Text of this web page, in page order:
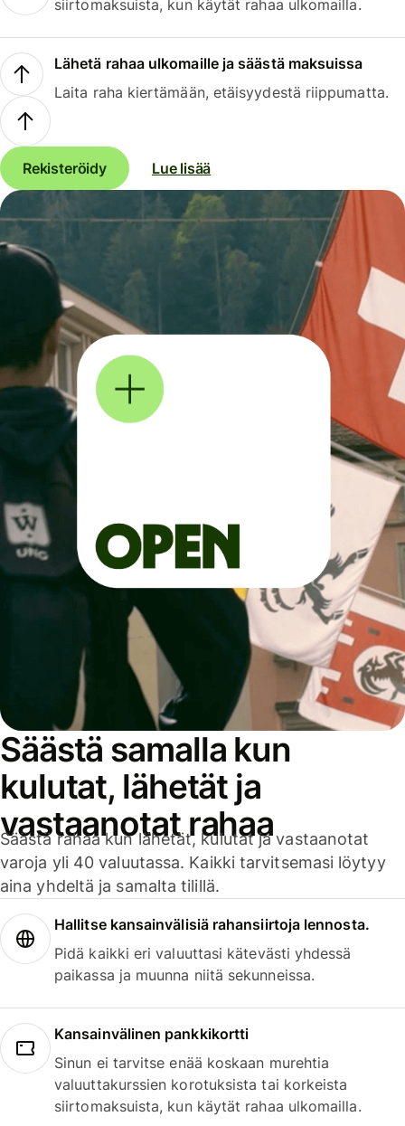
siirtomaksuista, kun käytät rahaa ulkomailla.
Lähetä rahaa ulkomaille ja säästä maksuissa
Laita raha kiertämään, etäisyydestä riippumatta.
Rekisteröidy Lue lisää
Säästä samalla kun
kulutat, lähetät ja
vastaanotat rahaa
Säästä rahaa kun lähetät, kulutat ja vastaanotat
varoja yli 40 valuutassa. Kaikki tarvitsemasi löytyy
aina yhdeltä ja samalta tilillä.
Hallitse kansainvälisiä rahansiirtoja lennosta.
Pidä kaikki eri valuuttasi kätevästi yhdessä
paikassa ja muunna niitä sekunneissa.
Kansainvälinen pankkikortti
Sinun ei tarvitse enää koskaan murehtia
valuuttakurssien korotuksista tai korkeista
siirtomaksuista, kun käytät rahaa ulkomailla.